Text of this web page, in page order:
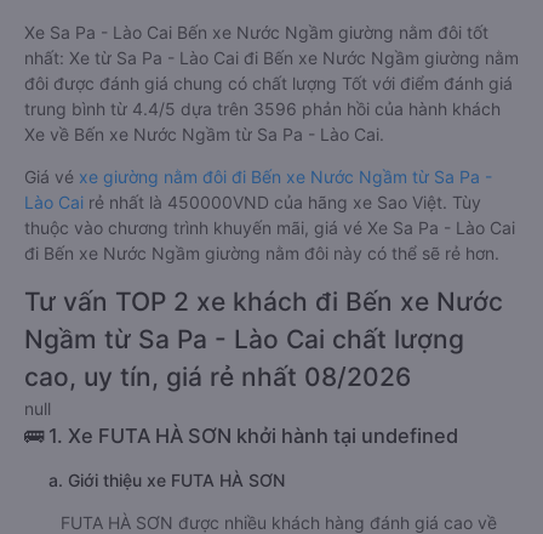
Xe Sa Pa - Lào Cai Bến xe Nước Ngầm giường nằm đôi tốt
nhất: Xe từ Sa Pa - Lào Cai đi Bến xe Nước Ngầm giường nằm
đôi được đánh giá chung có chất lượng Tốt với điểm đánh giá
trung bình từ 4.4/5 dựa trên 3596 phản hồi của hành khách
Xe về Bến xe Nước Ngầm từ Sa Pa - Lào Cai.
Giá vé xe giường nằm đôi đi Bến xe Nước Ngầm từ Sa Pa -
Lào Cai rẻ nhất là 450000VND của hãng xe Sao Việt. Tùy
thuộc vào chương trình khuyến mãi, giá vé Xe Sa Pa - Lào Cai
đi Bến xe Nước Ngầm giường nằm đôi này có thể sẽ rẻ hơn.
Tư vấn TOP 2 xe khách đi Bến xe Nước
Ngầm từ Sa Pa - Lào Cai chất lượng
cao, uy tín, giá rẻ nhất 08/2026
null
🚌 1. Xe FUTA HÀ SƠN khởi hành tại undefined
a. Giới thiệu xe FUTA HÀ SƠN
FUTA HÀ SƠN được nhiều khách hàng đánh giá cao về